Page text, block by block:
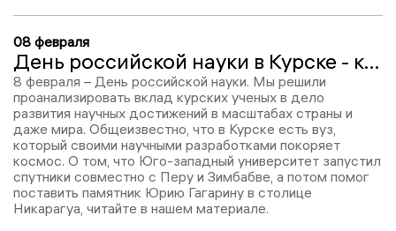
08 февраля
День российской науки в Курске - космическая программа ЮЗГУ
8 февраля – День российской науки. Мы решили
проанализировать вклад курских ученых в дело
развития научных достижений в масштабах страны и
даже мира. Общеизвестно, что в Курске есть вуз,
который своими научными разработками покоряет
космос. О том, что Юго-западный университет запустил
спутники совместно с Перу и Зимбабве, а потом помог
поставить памятник Юрию Гагарину в столице
Никарагуа, читайте в нашем материале.